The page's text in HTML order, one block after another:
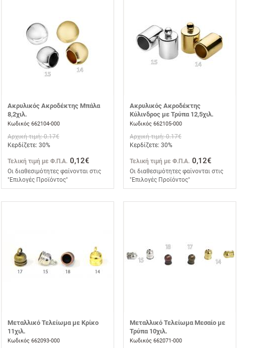
Ακρυλικός Ακροδέκτης Μπάλα
8,2χιλ.
Κωδικός 662104-000
Αρχική τιμή: 0.17€
Κερδίζετε: 30%
Τελική τιμή με Φ.Π.Α. 0,12€
Οι διαθεσιμότητες φαίνονται στις
"Επιλογές Προϊόντος"
Ακρυλικός Ακροδέκτης
Κύλινδρος με Τρύπα 12,5χιλ.
Κωδικός 662105-000
Αρχική τιμή: 0.17€
Κερδίζετε: 30%
Τελική τιμή με Φ.Π.Α. 0,12€
Οι διαθεσιμότητες φαίνονται στις
"Επιλογές Προϊόντος"
Μεταλλικό Τελείωμα με Κρίκο
11χιλ.
Κωδικός 662093-000
Μεταλλικό Τελείωμα Μεσαίο με
Τρύπα 10χιλ.
Κωδικός 662071-000